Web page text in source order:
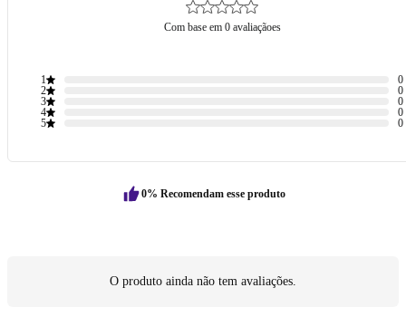
Com base em 0 avaliaçãoes
1
0
2
0
3
0
4
0
5
0
0% Recomendam esse produto
O produto ainda não tem avaliações.